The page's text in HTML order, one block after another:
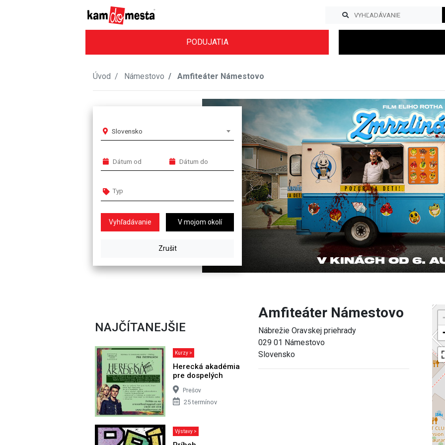
PODUJATIA
Úvod Námestovo Amfiteáter Námestovo
Slovensko
V mojom okolí
Previous
NAJČÍTANEJŠIE
Kurzy >
Herecká akadémia
pre dospelých
Prešov
25 termínov
Výstavy >
Amfiteáter Námestovo
Nábrežie Oravskej priehrady
029 01 Námestovo
Slovensko